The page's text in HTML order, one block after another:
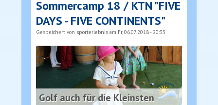
Sommercamp 18 / KTN "FIVE
DAYS - FIVE CONTINENTS"
Gespeichert von sporterlebnis am Fr, 06.07.2018 - 20:33
Golf auch für die Kleinsten